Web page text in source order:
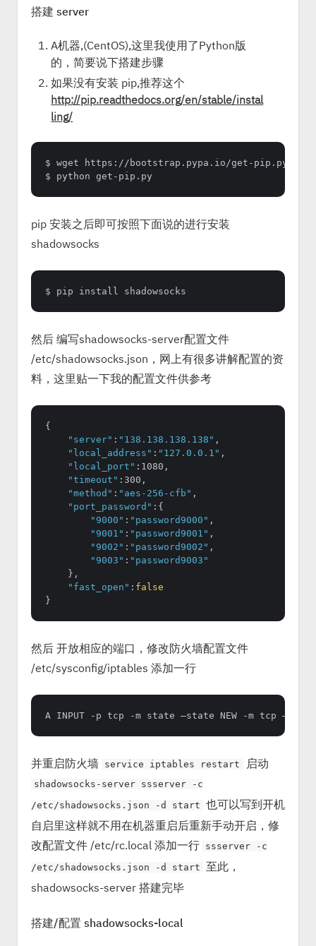
搭建 server
A机器,(CentOS),这里我使用了Python版
的，简要说下搭建步骤
如果没有安装 pip,推荐这个
http://pip.readthedocs.org/en/stable/instal
ling/
$ wget https://bootstrap.pypa.io/get-pip.py
pip 安装之后即可按照下面说的进行安装
shadowsocks
然后 编写shadowsocks-server配置文件
/etc/shadowsocks.json，网上有很多讲解配置的资
料，这里贴一下我的配置文件供参考
{
"server" : "138.138.138.138" ,
"local_address" : "127.0.0.1" ,
"local_port" :1080,
"timeout" :300,
"method" : "aes-256-cfb" ,
"port_password" :{
"9000" : "password9000" ,
"9001" : "password9001" ,
"9002" : "password9002" ,
"9003" : "password9003"
    },
"fast_open" : false
然后 开放相应的端口，修改防火墙配置文件
/etc/sysconfig/iptables 添加一行
并重启防火墙 service iptables restart 启动
shadowsocks-server ssserver -c
/etc/shadowsocks.json -d start 也可以写到开机
自启里这样就不用在机器重启后重新手动开启，修
改配置文件 /etc/rc.local 添加一行 ssserver -c
/etc/shadowsocks.json -d start 至此，
shadowsocks-server 搭建完毕
搭建/配置 shadowsocks-local